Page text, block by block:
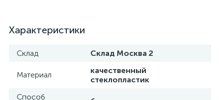
Характеристики
Склад Склад Москва 2
Материал
качественный
стеклопластик
Способ